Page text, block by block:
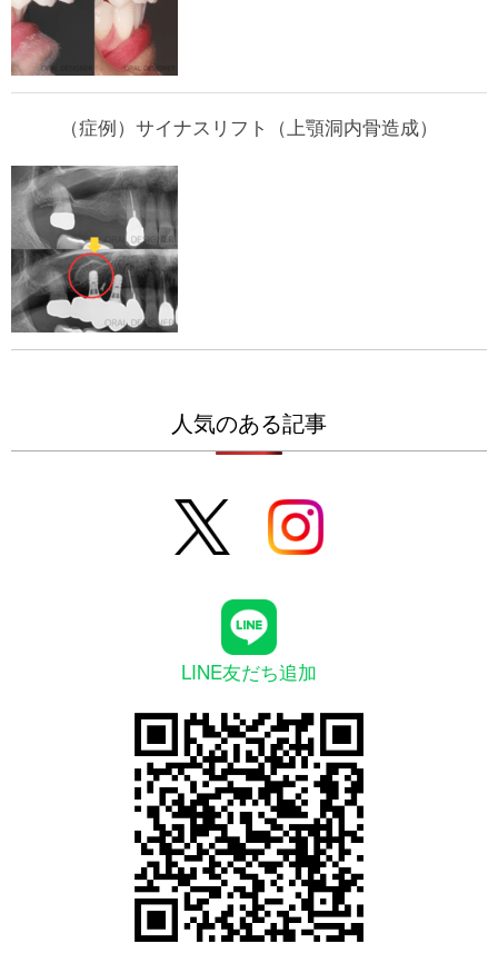
（症例）サイナスリフト（上顎洞内骨造成）
人気のある記事
LINE友だち追加